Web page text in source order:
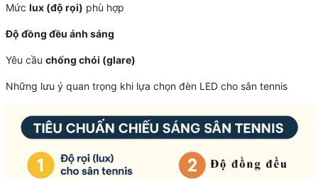
Mức lux (độ rọi) phù hợp
Độ đồng đều ánh sáng
Yêu cầu chống chói (glare)
Những lưu ý quan trọng khi lựa chọn đèn LED cho sân tennis